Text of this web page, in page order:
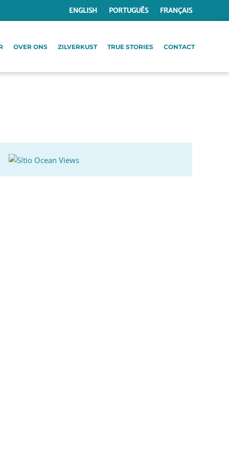
ENGLISH PORTUGUÊS FRANÇAIS
OVER ONS ZILVERKUST TRUE STORIES CONTACT